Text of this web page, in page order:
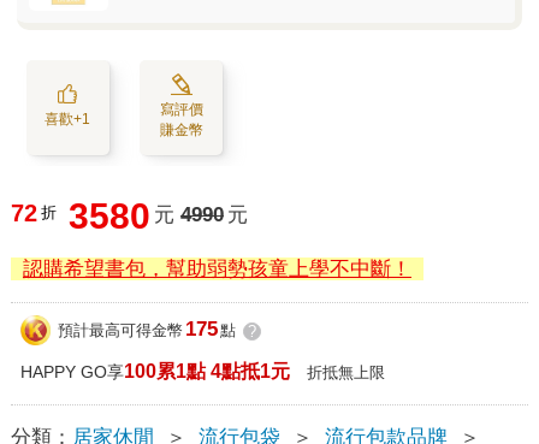
喜歡+1
寫評價
賺金幣
72 折 3580 元 4990 元
認購希望書包，幫助弱勢孩童上學不中斷！
預計最高可得金幣 175點 ?
HAPPY GO享100累1點 4點抵1元 折抵無上限
分類： 居家休閒 ＞ 流行包袋 ＞ 流行包款品牌
＞